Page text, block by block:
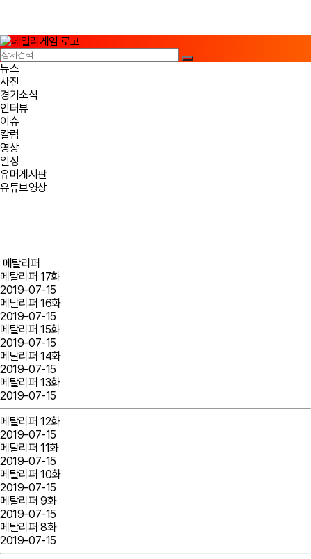
뉴스
사진
경기소식
인터뷰
이슈
칼럼
영상
일정
유머게시판
유튜브영상
메탈리퍼
메탈리퍼 17화
2019-07-15
메탈리퍼 16화
2019-07-15
메탈리퍼 15화
2019-07-15
메탈리퍼 14화
2019-07-15
메탈리퍼 13화
2019-07-15
메탈리퍼 12화
2019-07-15
메탈리퍼 11화
2019-07-15
메탈리퍼 10화
2019-07-15
메탈리퍼 9화
2019-07-15
메탈리퍼 8화
2019-07-15